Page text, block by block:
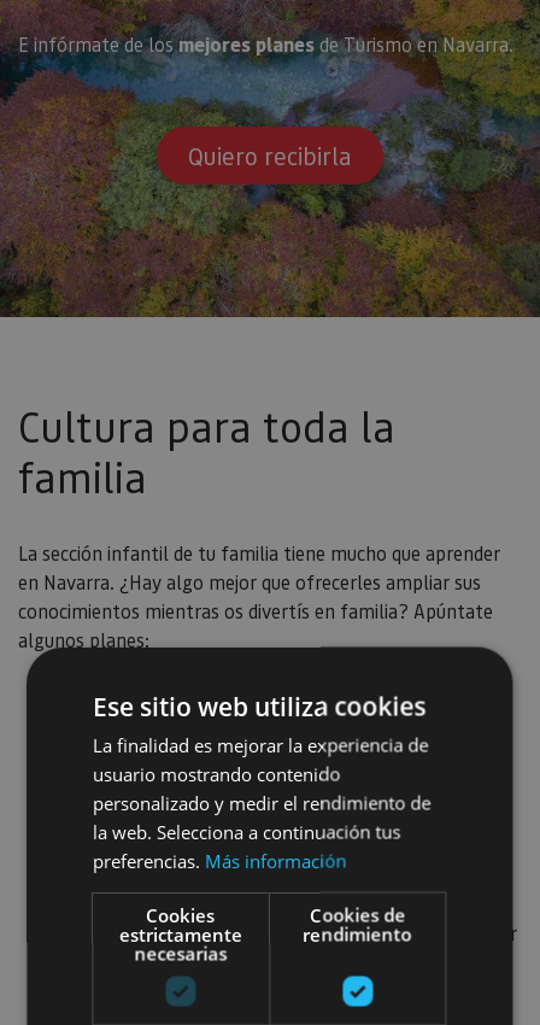
E infórmate de losmejores planesde Turismo en Navarra.
Quiero recibirla
Cultura para toda la
familia
La sección infantil de tu familia tiene mucho que aprender
en Navarra. ¿Hay algo mejor que ofrecerles ampliar sus
conocimientos mientras os divertís en familia? Apúntate
algunos planes:
el Castillo de Javier o el de Olite son sencillamente
imprescindibles. Déjales que los recorran de arriba
abajo para conocer las estancias y suban a sus torres.
Visitas teatralizadas : a lo largo del año distintos
monumentos y empresas ofrecen visitas con
personajes históricos, una forma muy divertida de
conocer nuestra historia. ¡Verás cómo no van a perder
Ese sitio web utiliza cookies
La finalidad es mejorar la experiencia de
usuario mostrando contenido
personalizado y medir el rendimiento de
la web. Selecciona a continuación tus
preferencias. Más información
Cookies
estrictamente
necesarias
Cookies de
rendimiento